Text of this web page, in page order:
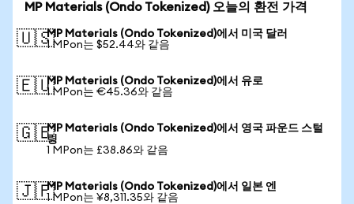
MP Materials (Ondo Tokenized) 오늘의 환전 가격
🇺🇸MP Materials (Ondo Tokenized)에서 미국 달러
1 MPon는 $52.44와 같음
🇪🇺MP Materials (Ondo Tokenized)에서 유로
1 MPon는 €45.36와 같음
🇬🇧MP Materials (Ondo Tokenized)에서 영국 파운드 스털
링
1 MPon는 £38.86와 같음
🇯🇵MP Materials (Ondo Tokenized)에서 일본 엔
1 MPon는 ¥8,311.35와 같음